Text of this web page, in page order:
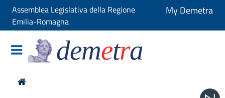
Assemblea Legislativa della Regione
Emilia-Romagna
My Demetra
demetra